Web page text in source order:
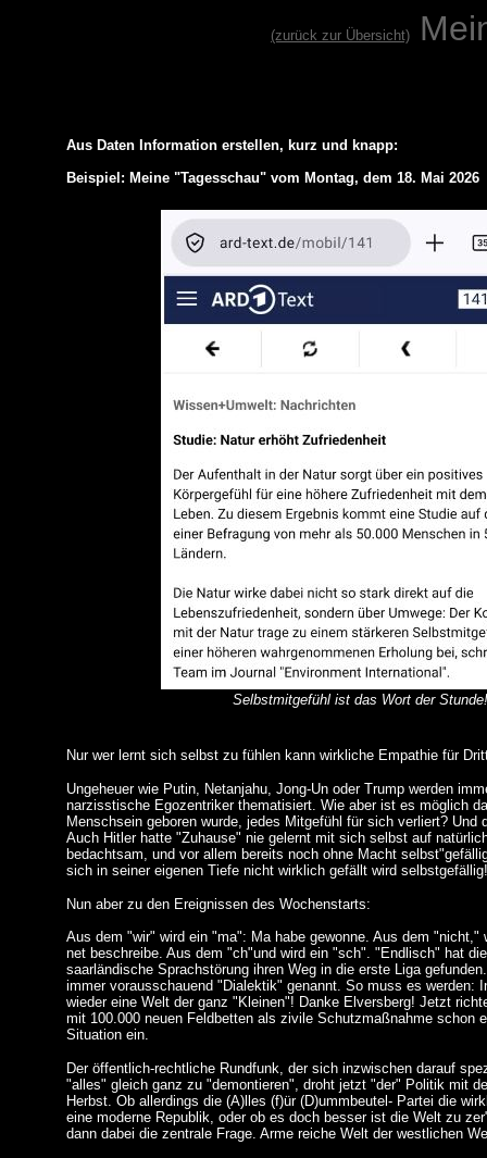
(zurück zur Übersicht)
Aus Daten Information erstellen, kurz und knapp:
Beispiel: Meine "Tagesschau" vom Montag, dem 18. Mai 2026
Selbstmitgefühl ist das Wort der Stunde!
Nur wer lernt sich selbst zu fühlen kann wirkliche Empathie für
Ungeheuer wie Putin, Netanjahu, Jong-Un oder Trump werden
narzisstische Egozentriker thematisiert. Wie aber ist es möglich
Menschsein geboren wurde, jedes Mitgefühl für sich verliert? Und
Auch Hitler hatte "Zuhause" nie gelernt mit sich selbst auf
bedachtsam, und vor allem bereits noch ohne Macht
sich in seiner eigenen Tiefe nicht wirklich gefällt wird selbstgefällig!
Nun aber zu den Ereignissen des Wochenstarts:
Aus dem "wir" wird ein "ma": Ma habe gewonne. Aus dem "nicht,"
net beschreibe. Aus dem "ch"und wird ein "sch". "Endlisch" hat
saarländische Sprachstörung ihren Weg in die erste Liga
immer vorausschauend "Dialektik" genannt. So muss es werden:
wieder eine Welt der ganz "Kleinen"! Danke Elversberg! Jetzt
mit 100.000 neuen Feldbetten als zivile Schutzmaßnahme schon
Situation ein.
Der öffentlich-rechtliche Rundfunk, der sich inzwischen darauf
"alles" gleich ganz zu "demontieren", droht jetzt "der" Politik mit
Herbst. Ob allerdings die (A)lles (f)ür (D)ummbeutel- Partei die
eine moderne Republik, oder ob es doch besser ist die Welt zu
dann dabei die zentrale Frage. Arme reiche Welt der westlichen